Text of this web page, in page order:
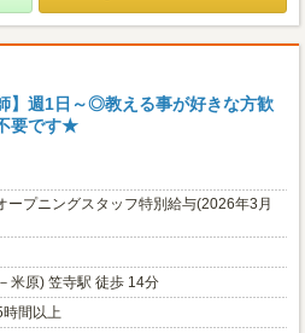
】週1日～◎教える事が好きな方歓
要です★
プニングスタッフ特別給与(2026年3月
米原) 笠寺駅 徒歩 14分
間以上